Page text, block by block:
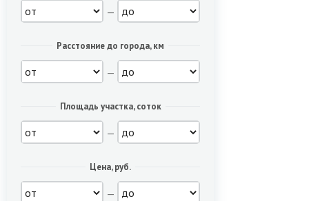
—
Расстояние до города, км
—
Площадь участка, соток
—
Цена, руб.
—